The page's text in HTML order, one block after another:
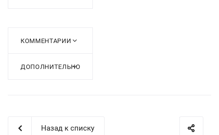
КОММЕНТАРИИ
ДОПОЛНИТЕЛЬНО
Назад к списку